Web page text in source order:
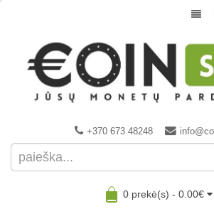
+370 673 48248
0 prekė(s) - 0.00€